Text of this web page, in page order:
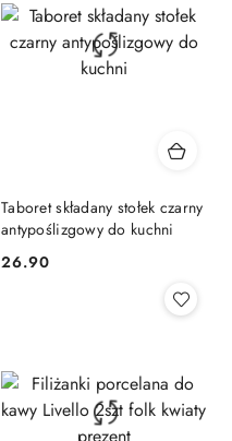
Taboret składany stołek czarny
antypoślizgowy do kuchni
Cena:
26.90